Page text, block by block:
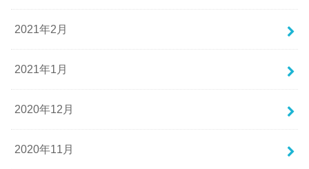
2021年2月
2021年1月
2020年12月
2020年11月